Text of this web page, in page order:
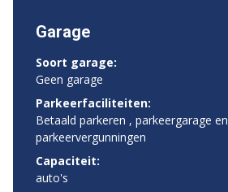
Garage
Soort garage:
Geen garage
Parkeerfaciliteiten:
Betaald parkeren , parkeergarage en
parkeervergunningen
Capaciteit:
auto's